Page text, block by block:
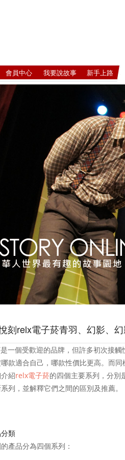
會員中心 我要說故事 新手上路
刻relx電子菸青羽、幻影、
是一個受歡迎的品牌，但許多初次接
款適合自己，哪款性價比更高。而同
紹relx電子菸的四個主要系列，分別
列，並解釋它們之間的區別及推薦。
類
產品分為四個系列：